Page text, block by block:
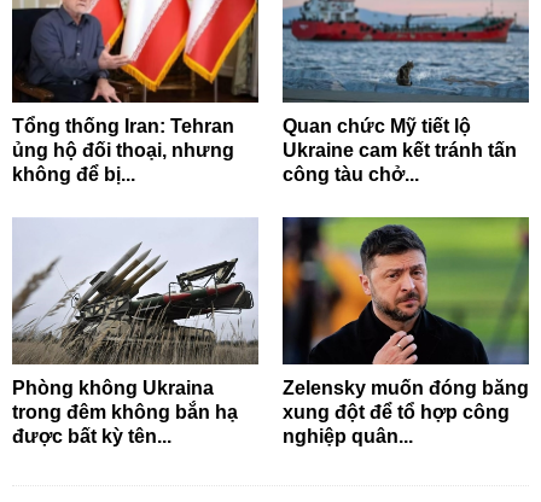
Tổng thống Iran: Tehran
ủng hộ đối thoại, nhưng
không để bị...
Quan chức Mỹ tiết lộ
Ukraine cam kết tránh tấn
công tàu chở...
Phòng không Ukraina
trong đêm không bắn hạ
được bất kỳ tên...
Zelensky muốn đóng băng
xung đột để tổ hợp công
nghiệp quân...